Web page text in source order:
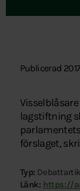
Publicerad
lagstiftning
förslaget,
Typ:
Länk: https://